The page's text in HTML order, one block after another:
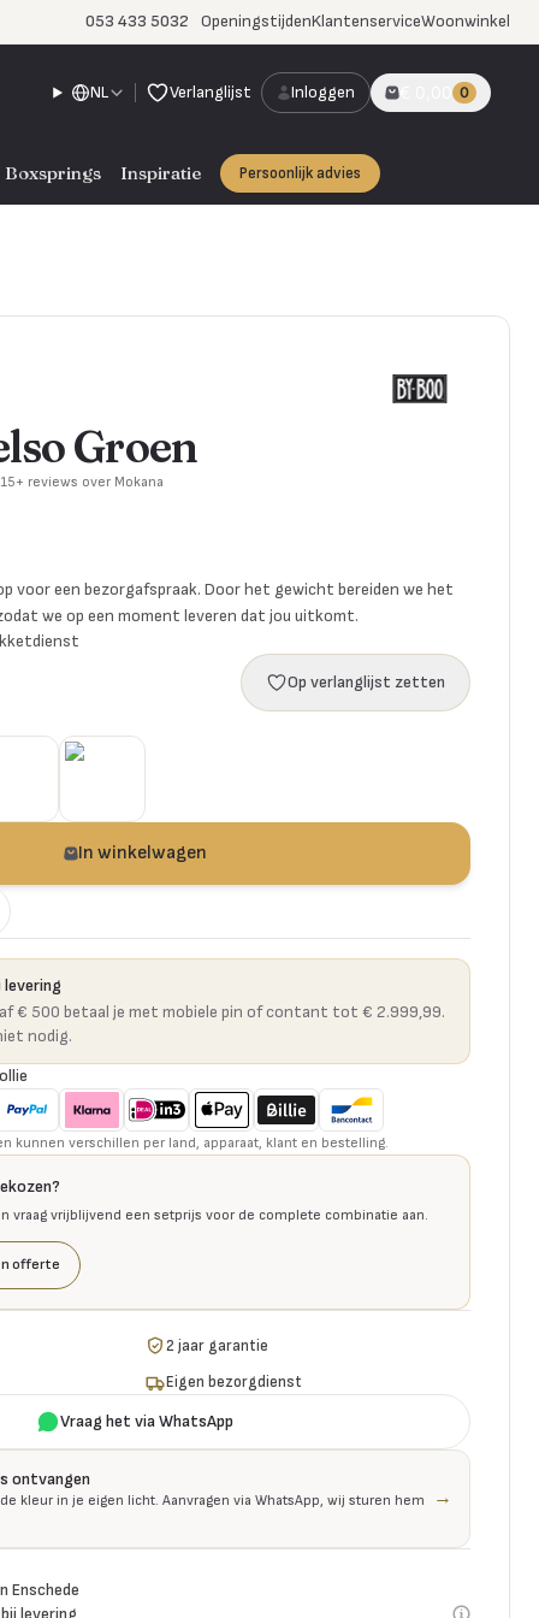
053 433 5032 OpeningstijdenKlantenserviceWoonwinkel
NL Verlanglijst Inloggen € 0,00 0
Boxsprings Inspiratie Persoonlijk advies
Groen
reviews over Mokana
voor een bezorgafspraak. Door het gewicht bereiden we het
we op een moment leveren dat jou uitkomt.
Op verlanglijst zetten
In winkelwagen
levering
€ 500 betaal je met mobiele pin of contant tot € 2.999,99.
nodig.
kunnen verschillen per land, apparaat, klant en bestelling.
vraag vrijblijvend een setprijs voor de complete combinatie aan.
offerte
2 jaar garantie
Eigen bezorgdienst
Vraag het via WhatsApp
ontvangen
kleur in je eigen licht. Aanvragen via WhatsApp, wij sturen hem →
Enschede
levering